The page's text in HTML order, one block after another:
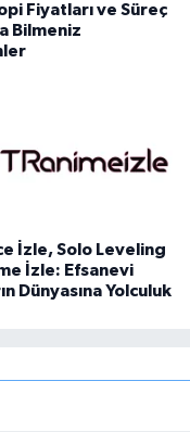
Fiyatları ve Süreç
Bilmeniz
İzle, Solo Leveling
İzle: Efsanevi
Dünyasına Yolculuk